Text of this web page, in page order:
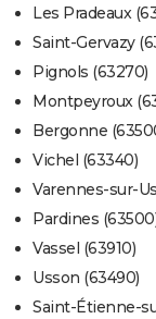
Les Pradeaux
Saint-Gervazy
Pignols (63270)
Montpeyroux
Bergonne
Vichel (63340)
Varennes-sur-
Pardines
Vassel (63910)
Usson (63490)
Saint-Étienne-